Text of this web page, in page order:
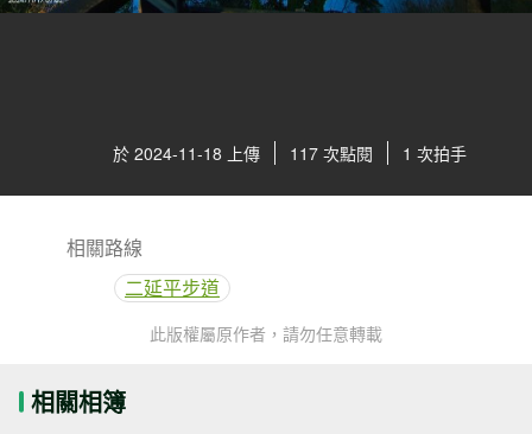
於 2024-11-18 上傳 117 次點閱 1 次拍手
相關路線
二延平步道
此版權屬原作者，請勿任意轉載
相關相簿